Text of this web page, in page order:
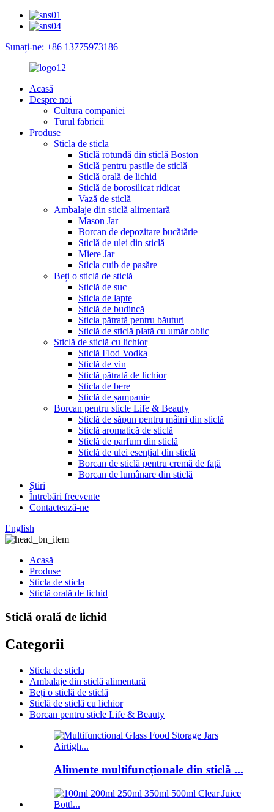
Sunați-ne: +86 13775973186
Acasă
Despre noi
Cultura companiei
Turul fabricii
Produse
Sticla de sticla
Sticlă rotundă din sticlă Boston
Sticlă pentru pastile de sticlă
Sticlă orală de lichid
Sticlă de borosilicat ridicat
Vază de sticlă
Ambalaje din sticlă alimentară
Mason Jar
Borcan de depozitare bucătărie
Sticlă de ulei din sticlă
Miere Jar
Sticla cuib de pasăre
Beți o sticlă de sticlă
Sticlă de suc
Sticla de lapte
Sticlă de budincă
Sticla pătrată pentru băuturi
Sticlă de sticlă plată cu umăr oblic
Sticlă de sticlă cu lichior
Sticlă Flod Vodka
Sticlă de vin
Sticlă pătrată de lichior
Sticla de bere
Sticlă de șampanie
Borcan pentru sticle Life & Beauty
Sticlă de săpun pentru mâini din sticlă
Sticlă aromatică de sticlă
Sticlă de parfum din sticlă
Sticlă de ulei esențial din sticlă
Borcan de sticlă pentru cremă de față
Borcan de lumânare din sticlă
Știri
Întrebări frecvente
Contactează-ne
English
Acasă
Produse
Sticla de sticla
Sticlă orală de lichid
Sticlă orală de lichid
Categorii
Sticla de sticla
Ambalaje din sticlă alimentară
Beți o sticlă de sticlă
Sticlă de sticlă cu lichior
Borcan pentru sticle Life & Beauty
Alimente multifuncționale din sticlă ...